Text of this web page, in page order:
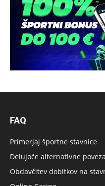
FAQ
Primerjaj športne stavnice
Delujoče alternativne
Obdavčitev dobitkov na